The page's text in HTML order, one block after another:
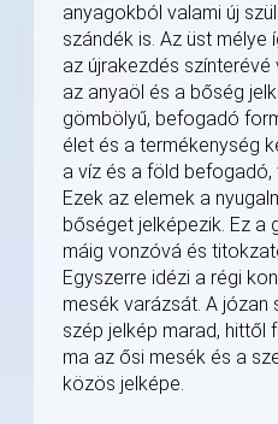
anyagokból valami új
szándék is. Az üst
az újrakezdés színterévé
az anyaöl és a bőség
gömbölyű, befogadó
élet és a termékenység
a víz és a föld befogadó,
Ezek az elemek a
bőséget jelképezik. Ez a
máig vonzóvá és
Egyszerre idézi a régi
mesék varázsát. A józan
szép jelkép marad, hittől
ma az ősi mesék és a
közös jelképe.